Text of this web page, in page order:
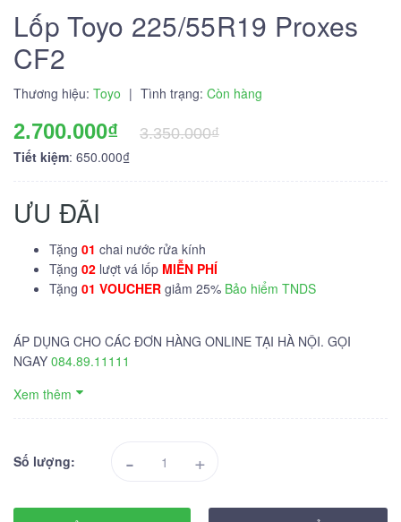
Lốp Toyo 225/55R19 Proxes
CF2
Thương hiệu: Toyo | Tình trạng: Còn hàng
2.700.000₫
3.350.000₫
Tiết kiệm: 650.000₫
ƯU ĐÃI
Tặng 01 chai nước rửa kính
Tặng 02 lượt vá lốp MIỄN PHÍ
Tặng 01 VOUCHER giảm 25% Bảo hiểm TNDS
ÁP DỤNG CHO CÁC ĐƠN HÀNG ONLINE TẠI HÀ NỘI. GỌI
NGAY 084.89.11111
Xem thêm
Số lượng: - +